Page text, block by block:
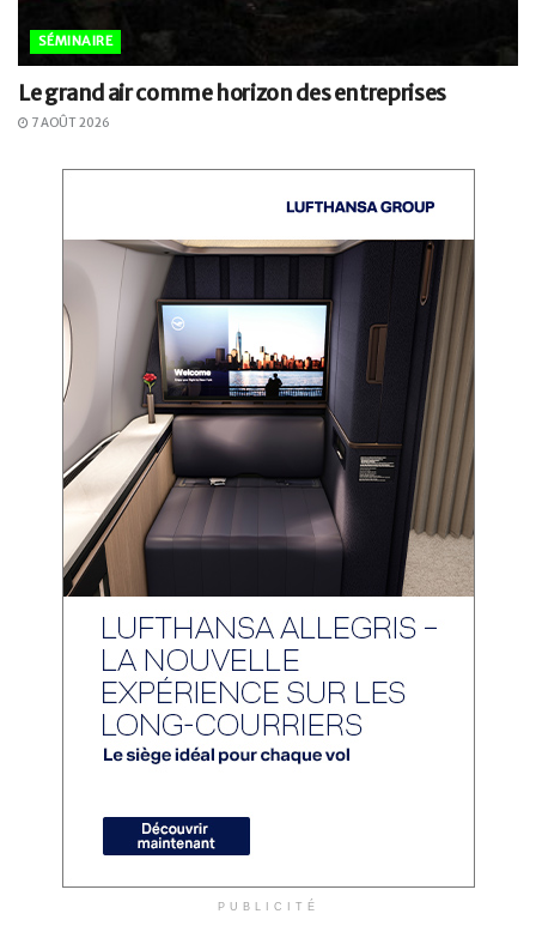
SÉMINAIRE
Le grand air comme horizon des entreprises
7 AOÛT 2026
PUBLICITÉ